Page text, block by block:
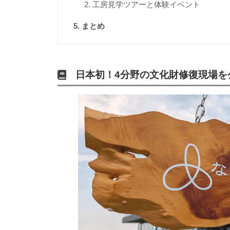
工房見学ツアーと体験イベント
まとめ
日本初！4分野の文化財修復現場を